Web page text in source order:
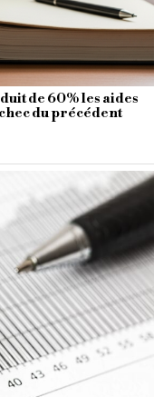
de 60% les aides
du précédent